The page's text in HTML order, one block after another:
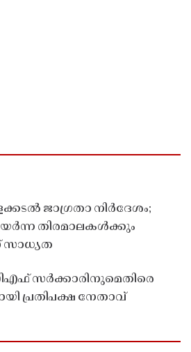
ജാഗ്രതാ നിർദേശം;
തിരമാലകൾക്കും
സാധ്യത
സർക്കാരിനുമെതിരെ
പ്രതിപക്ഷ നേതാവ്